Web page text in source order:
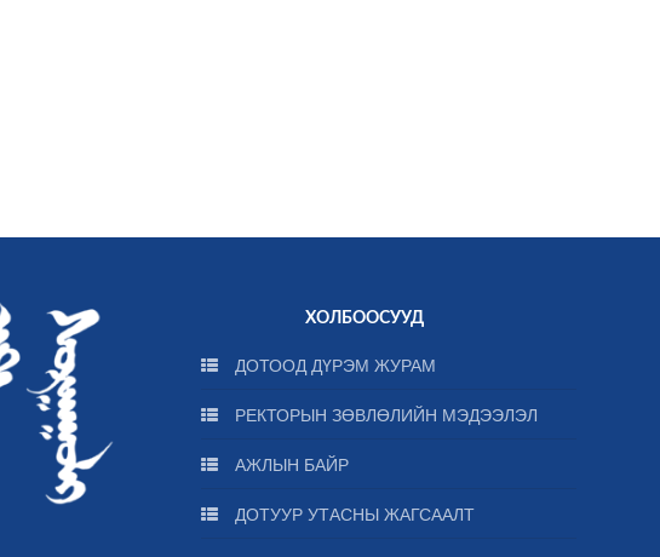
ХОЛБООСУУД
ДОТООД ДҮРЭМ ЖУРАМ
РЕКТОРЫН ЗӨВЛӨЛИЙН МЭДЭЭЛЭЛ
АЖЛЫН БАЙР
ДОТУУР УТАСНЫ ЖАГСААЛТ